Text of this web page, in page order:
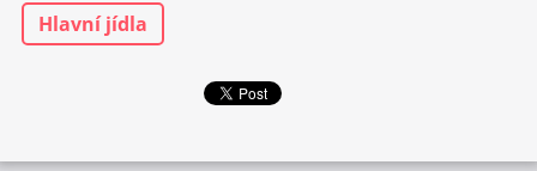
Hlavní jídla